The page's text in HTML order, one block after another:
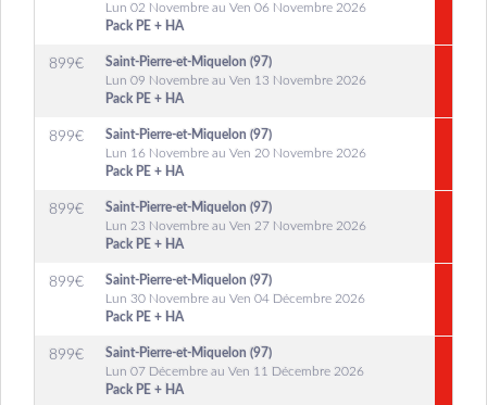
Lun 02 Novembre au Ven 06 Novembre 2026
Pack PE + HA
899€
Saint-Pierre-et-Miquelon (97)
Lun 09 Novembre au Ven 13 Novembre 2026
Pack PE + HA
899€
Saint-Pierre-et-Miquelon (97)
Lun 16 Novembre au Ven 20 Novembre 2026
Pack PE + HA
899€
Saint-Pierre-et-Miquelon (97)
Lun 23 Novembre au Ven 27 Novembre 2026
Pack PE + HA
899€
Saint-Pierre-et-Miquelon (97)
Lun 30 Novembre au Ven 04 Décembre 2026
Pack PE + HA
899€
Saint-Pierre-et-Miquelon (97)
Lun 07 Décembre au Ven 11 Décembre 2026
Pack PE + HA